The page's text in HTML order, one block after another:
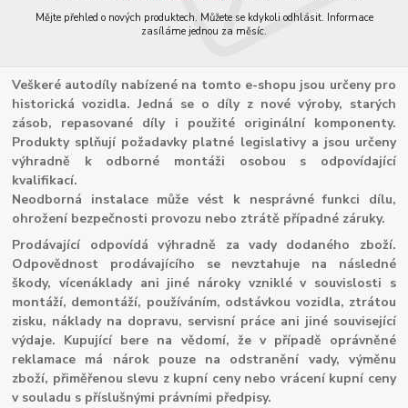
Mějte přehled o nových produktech. Můžete se kdykoli odhlásit. Informace
zasíláme jednou za měsíc.
Veškeré autodíly nabízené na tomto e-shopu jsou určeny pro
historická vozidla. Jedná se o díly z nové výroby, starých
zásob, repasované díly i použité originální komponenty.
Produkty splňují požadavky platné legislativy a jsou určeny
výhradně k odborné montáži osobou s odpovídající
kvalifikací.
Neodborná instalace může vést k nesprávné funkci dílu,
ohrožení bezpečnosti provozu nebo ztrátě případné záruky.
Prodávající odpovídá výhradně za vady dodaného zboží.
Odpovědnost prodávajícího se nevztahuje na následné
škody, vícenáklady ani jiné nároky vzniklé v souvislosti s
montáží, demontáží, používáním, odstávkou vozidla, ztrátou
zisku, náklady na dopravu, servisní práce ani jiné související
výdaje. Kupující bere na vědomí, že v případě oprávněné
reklamace má nárok pouze na odstranění vady, výměnu
zboží, přiměřenou slevu z kupní ceny nebo vrácení kupní ceny
v souladu s příslušnými právními předpisy.